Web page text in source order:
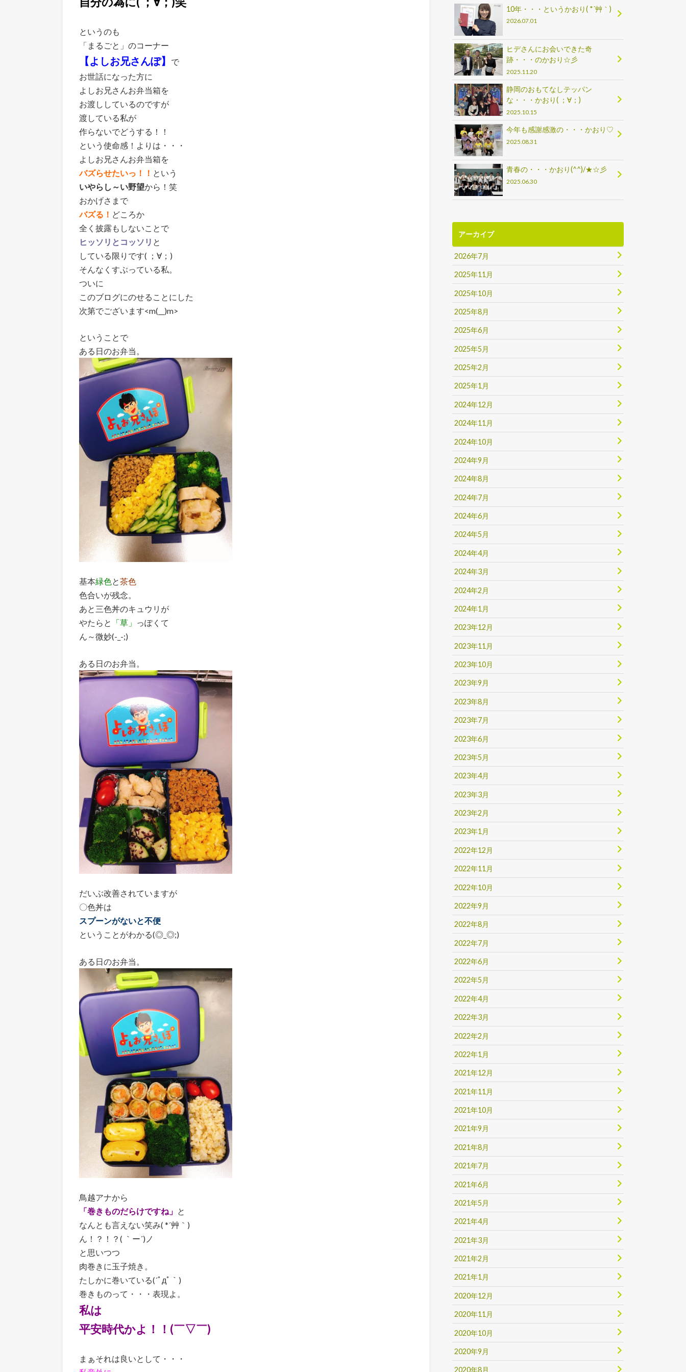
というのも
「まるごと」のコーナー
【よしお兄さんぽ】
で
お世話になった方に
よしお兄さんお弁当箱を
お渡ししているのですが
渡している私が
作らないでどうする！！
という使命感！よりは・・・
よしお兄さんお弁当箱を
バズらせたいっ！！ という
いやらし～い野望から！笑
おかげさまで
バズる！ どころか
全く披露もしないことで
ヒッソリとコッソリ と
している限りです( ；∀；)
そんなくすぶっている私。
ついに
このブログにのせることにした
次第でございます<m(__)m>
ということで
ある日のお弁当。
基本緑色と茶色
色合いが残念。
あと三色丼のキュウリが
やたらと
「草」 っぽくて
ん～微妙(-_-;)
ある日のお弁当。
だいぶ改善されていますが
〇色丼は
スプーンがないと不便
ということがわかる(◎_◎;)
ある日のお弁当。
鳥越アナから
「巻きものだらけですね」 と
なんとも言えない笑み( *´艸｀)
ん！？！？( ｀ー´)ノ
と思いつつ
肉巻きに玉子焼き。
たしかに巻いている(´ﾟдﾟ｀)
巻きものって・・・表現よ。
私は
平安時代かよ！！(￣▽￣)
まぁそれは良いとして・・・
10年・・・というかおり( *´艸｀)
2026.07.01
ヒデさんにお会いできた奇
跡・・・のかおり☆彡
2025.11.20
静岡のおもてなしテッパン
な・・・かおり( ；∀；)
2025.10.15
今年も感謝感激の・・・かおり♡
2025.08.31
青春の・・・かおり(^^)/★☆彡
2025.06.30
アーカイブ
2026年7月
2025年11月
2025年10月
2025年8月
2025年6月
2025年5月
2025年2月
2025年1月
2024年12月
2024年11月
2024年10月
2024年9月
2024年8月
2024年7月
2024年6月
2024年5月
2024年4月
2024年3月
2024年2月
2024年1月
2023年12月
2023年11月
2023年10月
2023年9月
2023年8月
2023年7月
2023年6月
2023年5月
2023年4月
2023年3月
2023年2月
2023年1月
2022年12月
2022年11月
2022年10月
2022年9月
2022年8月
2022年7月
2022年6月
2022年5月
2022年4月
2022年3月
2022年2月
2022年1月
2021年12月
2021年11月
2021年10月
2021年9月
2021年8月
2021年7月
2021年6月
2021年5月
2021年4月
2021年3月
2021年2月
2021年1月
2020年12月
2020年11月
2020年10月
2020年9月
2020年8月